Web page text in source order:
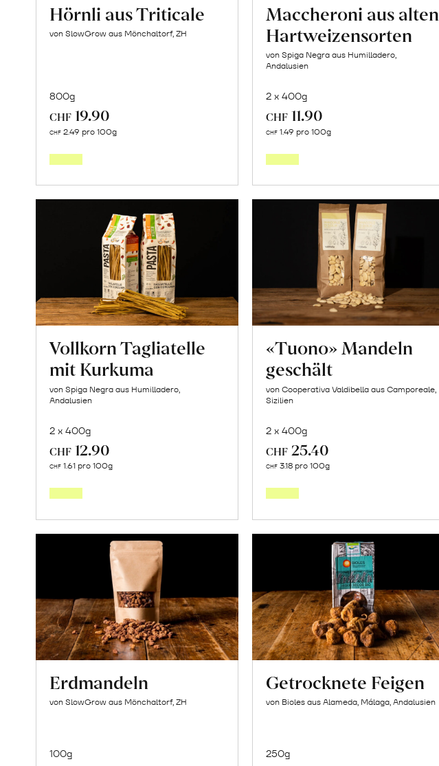
Hörnli aus Triticale
von SlowGrow aus Mönchaltorf, ZH
800g
CHF 19.90
CHF 2.49 pro 100g
Maccheroni aus alten
Hartweizensorten
von Spiga Negra aus Humilladero,
Andalusien
2 x 400g
CHF 11.90
CHF 1.49 pro 100g
Vollkorn Tagliatelle
mit Kurkuma
von Spiga Negra aus Humilladero,
Andalusien
2 x 400g
CHF 12.90
CHF 1.61 pro 100g
«Tuono» Mandeln
geschält
von Cooperativa Valdibella aus Camporeale,
Sizilien
2 x 400g
CHF 25.40
CHF 3.18 pro 100g
Erdmandeln
von SlowGrow aus Mönchaltorf, ZH
100g
Getrocknete Feigen
von Bioles aus Alameda, Málaga, Andalusien
250g